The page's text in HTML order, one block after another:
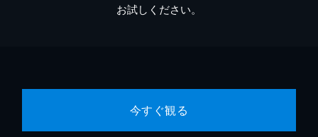
お試しください。
今すぐ観る